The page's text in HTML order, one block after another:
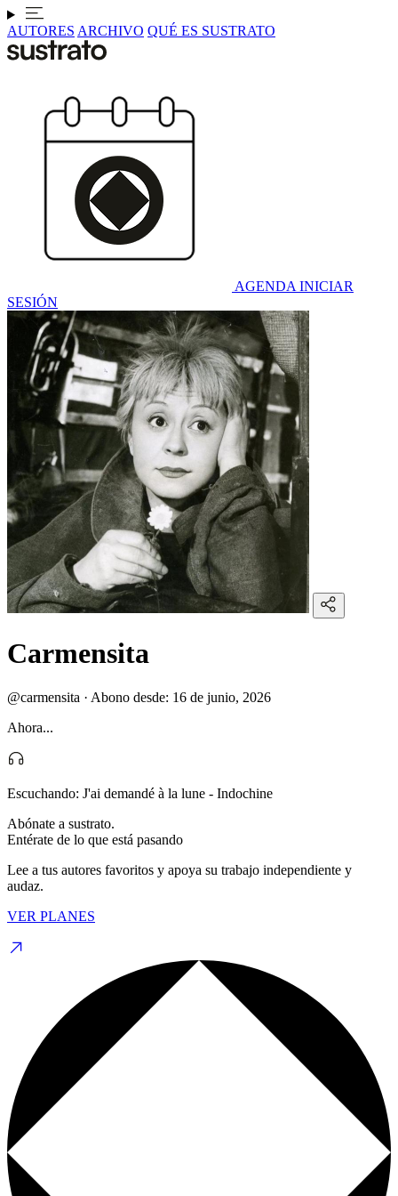
AUTORES ARCHIVO QUÉ ES SUSTRATO
AGENDA INICIAR
SESIÓN
Carmensita
@carmensita · Abono desde: 16 de junio, 2026
Ahora...
Escuchando: J'ai demandé à la lune - Indochine
Abónate a sustrato.
Entérate de lo que está pasando
Lee a tus autores favoritos y apoya su trabajo independiente y
audaz.
VER PLANES